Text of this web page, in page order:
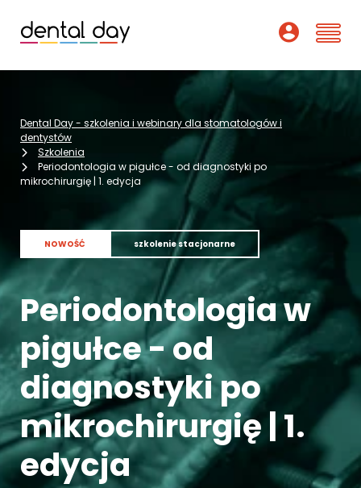
Szkolenia
Webinary
Wykładowcy
O nas
Dofinansowania
Podcast
Pomoc
Kontakt
Dental Day - szkolenia i webinary dla stomatologów i
dentystów
Szkolenia
Periodontologia w pigułce - od diagnostyki po
mikrochirurgię | 1. edycja
NOWOŚĆ szkolenie stacjonarne
Periodontologia w
pigułce - od
diagnostyki po
mikrochirurgię | 1.
edycja